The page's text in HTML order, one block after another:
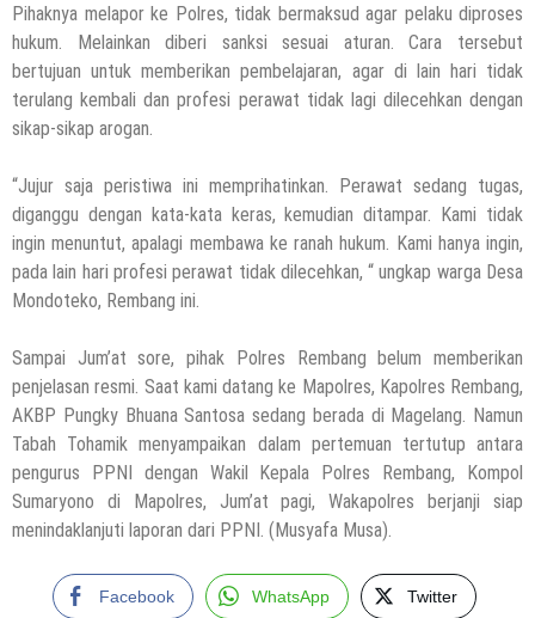
Pihaknya melapor ke Polres, tidak bermaksud agar pelaku diproses
hukum. Melainkan diberi sanksi sesuai aturan. Cara tersebut
bertujuan untuk memberikan pembelajaran, agar di lain hari tidak
terulang kembali dan profesi perawat tidak lagi dilecehkan dengan
sikap-sikap arogan.
“Jujur saja peristiwa ini memprihatinkan. Perawat sedang tugas,
diganggu dengan kata-kata keras, kemudian ditampar. Kami tidak
ingin menuntut, apalagi membawa ke ranah hukum. Kami hanya ingin,
pada lain hari profesi perawat tidak dilecehkan, “ ungkap warga Desa
Mondoteko, Rembang ini.
Sampai Jum’at sore, pihak Polres Rembang belum memberikan
penjelasan resmi. Saat kami datang ke Mapolres, Kapolres Rembang,
AKBP Pungky Bhuana Santosa sedang berada di Magelang. Namun
Tabah Tohamik menyampaikan dalam pertemuan tertutup antara
pengurus PPNI dengan Wakil Kepala Polres Rembang, Kompol
Sumaryono di Mapolres, Jum’at pagi, Wakapolres berjanji siap
menindaklanjuti laporan dari PPNI. (Musyafa Musa).
Facebook WhatsApp Twitter